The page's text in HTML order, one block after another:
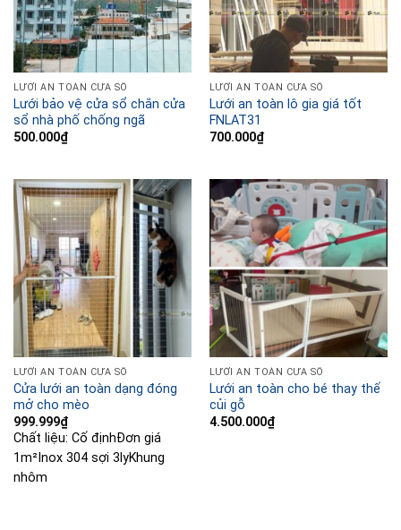
LƯỚI AN TOÀN CỬA SỔ
Lưới bảo vệ cửa sổ chắn cửa
sổ nhà phố chống ngã
500.000₫
LƯỚI AN TOÀN CỬA SỔ
Lưới an toàn lô gia giá tốt
FNLAT31
700.000₫
LƯỚI AN TOÀN CỬA SỔ
Cửa lưới an toàn dạng đóng
mở cho mèo
999.999₫
Chất liệu: Cố địnhĐơn giá
1m²Inox 304 sợi 3lyKhung
nhôm
LƯỚI AN TOÀN CỬA SỔ
Lưới an toàn cho bé thay thế
củi gỗ
4.500.000₫